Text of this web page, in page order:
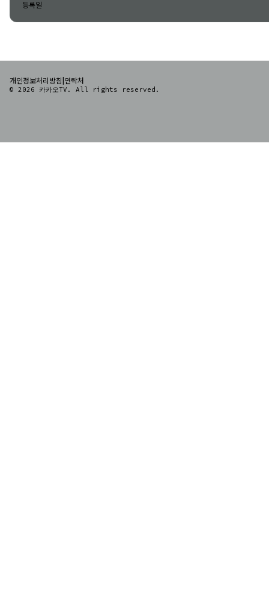
등록일
개인정보처리방침 연락처
© 2026 카카오TV. All rights reserved.